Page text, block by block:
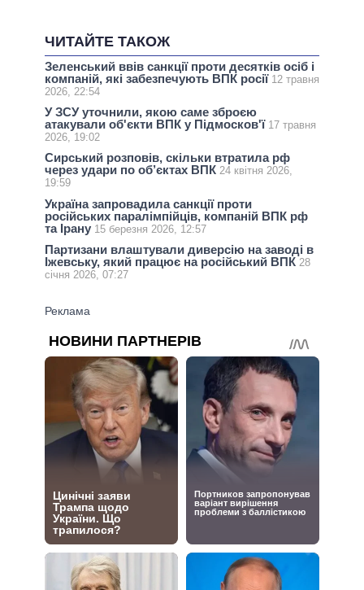
ЧИТАЙТЕ ТАКОЖ
Зеленський ввів санкції проти десятків осіб і
компаній, які забезпечують ВПК росії 12 травня
2026, 22:54
У ЗСУ уточнили, якою саме зброєю
атакували об'єкти ВПК у Підмосков'ї 17 травня
2026, 19:02
Сирський розповів, скільки втратила рф
через удари по об’єктах ВПК 24 квітня 2026,
19:59
Україна запровадила санкції проти
російських паралімпійців, компаній ВПК рф
та Ірану 15 березня 2026, 12:57
Партизани влаштували диверсію на заводі в
Іжевську, який працює на російський ВПК 28
січня 2026, 07:27